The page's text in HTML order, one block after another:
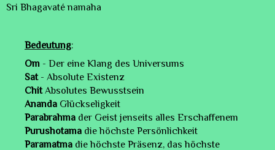
Sri Bhagavaté namaha
Bedeutung:
Om - Der eine Klang des Universums
Sat- Absolute Existenz
ChitAbsolutes Bewusstsein
Ananda Glückseligkeit
Parabrahma der Geist jenseits alles Erschaffenem
Purushotama die höchste Persönlichkeit
Paramatma die höchste Präsenz, das höchste